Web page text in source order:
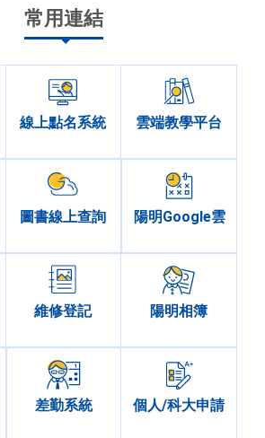
常用連結
線上點名系統 雲端教學平台
圖書線上查詢 陽明Google雲
維修登記 陽明相簿
差勤系統 個人/科大申請